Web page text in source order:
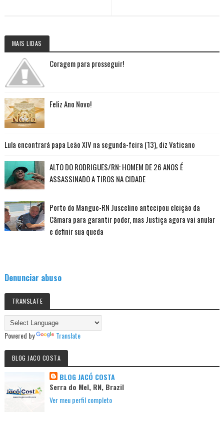
MAIS LIDAS
Coragem para prosseguir!
Feliz Ano Novo!
Lula encontrará papa Leão XIV na segunda-feira (13), diz Vaticano
ALTO DO RODRIGUES/RN: HOMEM DE 26 ANOS É
ASSASSINADO A TIROS NA CIDADE
Porto do Mangue-RN Juscelino antecipou eleição da
Câmara para garantir poder, mas Justiça agora vai anular
e definir sua queda
Denunciar abuso
TRANSLATE
Powered by Translate
BLOG JACO COSTA
BLOG JACÓ COSTA
Serra do Mel, RN, Brazil
Ver meu perfil completo